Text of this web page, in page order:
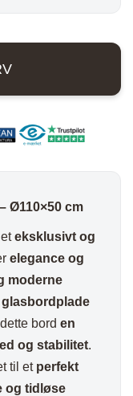
kr..
Ø110×50 cm
eksklusivt og
elegance og
moderne
bord en
og stabilitet.
til et perfekt
og tidløse